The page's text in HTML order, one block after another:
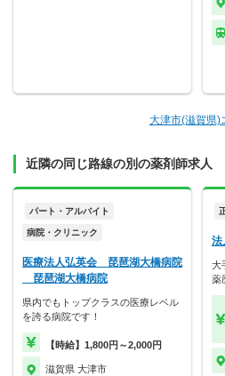
大津市(滋賀県)
近隣の同じ路線の別の薬剤師求人
パート・アルバイト
病院・クリニック
医療法人弘英会 琵琶湖大橋病院
琵琶湖大橋病院
県内でもトップクラスの医療レベル
を誇る病院です！
【時給】1,800円～2,000円
滋賀県 大津市
法
大
薬